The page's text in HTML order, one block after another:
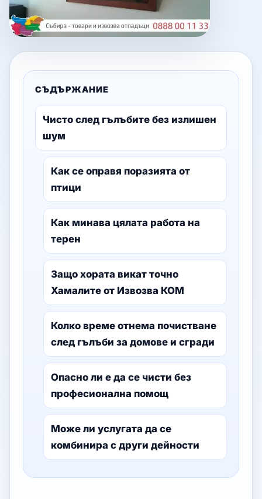
СЪДЪРЖАНИЕ
Чисто след гълъбите без излишен
шум
Как се оправя поразията от
птици
Как минава цялата работа на
терен
Защо хората викат точно
Хамалите от Извозва КОМ
Колко време отнема почистване
след гълъби за домове и сгради
Опасно ли е да се чисти без
професионална помощ
Може ли услугата да се
комбинира с други дейности